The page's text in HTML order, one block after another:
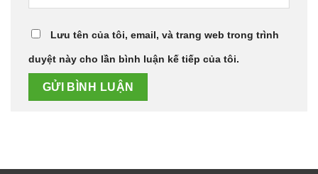
Lưu tên của tôi, email, và trang web trong trình
duyệt này cho lần bình luận kế tiếp của tôi.